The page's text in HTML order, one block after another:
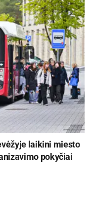
patirtimi,
miestų ryšius,
novatoriškų
inf.
laikini miesto
pokyčiai